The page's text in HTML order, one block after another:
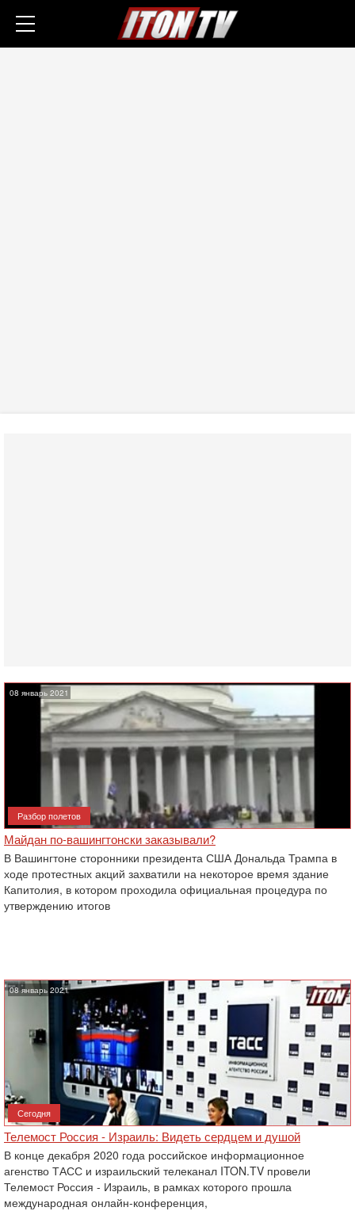
08 январь 2021
Разбор полетов
Майдан по-вашингтонски заказывали?
В Вашингтоне сторонники президента США Дональда Трампа в
ходе протестных акций захватили на некоторое время здание
Капитолия, в котором проходила официальная процедура по
утверждению итогов
08 январь 2021
Сегодня
Телемост Россия - Израиль: Видеть сердцем и душой
В конце декабря 2020 года российское информационное
агенство ТАСС и израильский телеканал ITON.TV провели
Телемост Россия - Израиль, в рамках которого прошла
международная онлайн-конференция,